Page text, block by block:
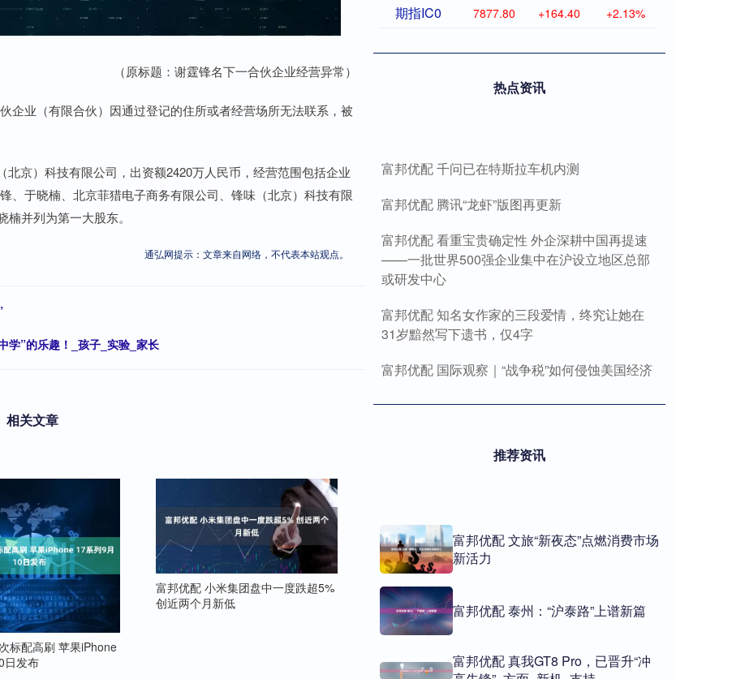
（原标题：谢霆锋名下一合伙企业经营异常）
企业（有限合伙）因通过登记的住所或者经营场所无法联系，被
京）科技有限公司，出资额2420万人民币，经营范围包括企业
、于晓楠、北京菲猎电子商务有限公司、锋味（北京）科技有限
并列为第一大股东。
通弘网提示：文章来自网络，不代表本站观点。
学”的乐趣！_孩子_实验_家长
相关文章
标配高刷 苹果iPhone
日发布
富邦优配 小米集团盘中一度跌超5%
创近两个月新低
期指IC0 7877.80 +164.40 +2.13%
热点资讯
富邦优配 千问已在特斯拉车机内测
富邦优配 腾讯“龙虾”版图再更新
富邦优配 看重宝贵确定性 外企深耕中国再提速
——一批世界500强企业集中在沪设立地区总部
或研发中心
富邦优配 知名女作家的三段爱情，终究让她在
31岁黯然写下遗书，仅4字
富邦优配 国际观察｜“战争税”如何侵蚀美国经济
推荐资讯
富邦优配 文旅“新夜态”点燃消费市场
新活力
富邦优配 泰州：“沪泰路”上谱新篇
富邦优配 真我GT8 Pro，已晋升“冲